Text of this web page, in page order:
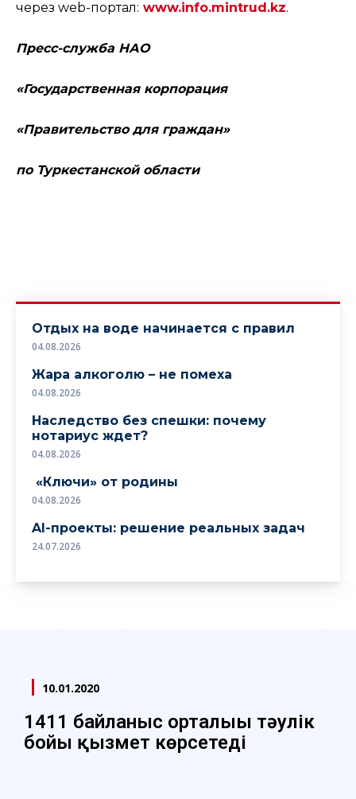
через web-портал: www.info.mintrud.kz.
Пресс-служба НАО
«Государственная корпорация
«Правительство для граждан»
по Туркестанской области
Отдых на воде начинается с правил
04.08.2026
Жара алкоголю – не помеха
04.08.2026
Наследство без спешки: почему
нотариус ждет?
04.08.2026
«Ключи» от родины
04.08.2026
AI-проекты: решение реальных задач
24.07.2026